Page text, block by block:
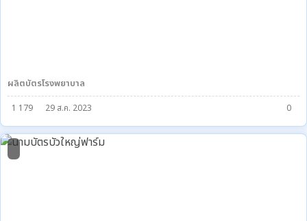
ผลิตบัตรโรงพยาบาล
1 179 29 ส.ค. 2023 0
0